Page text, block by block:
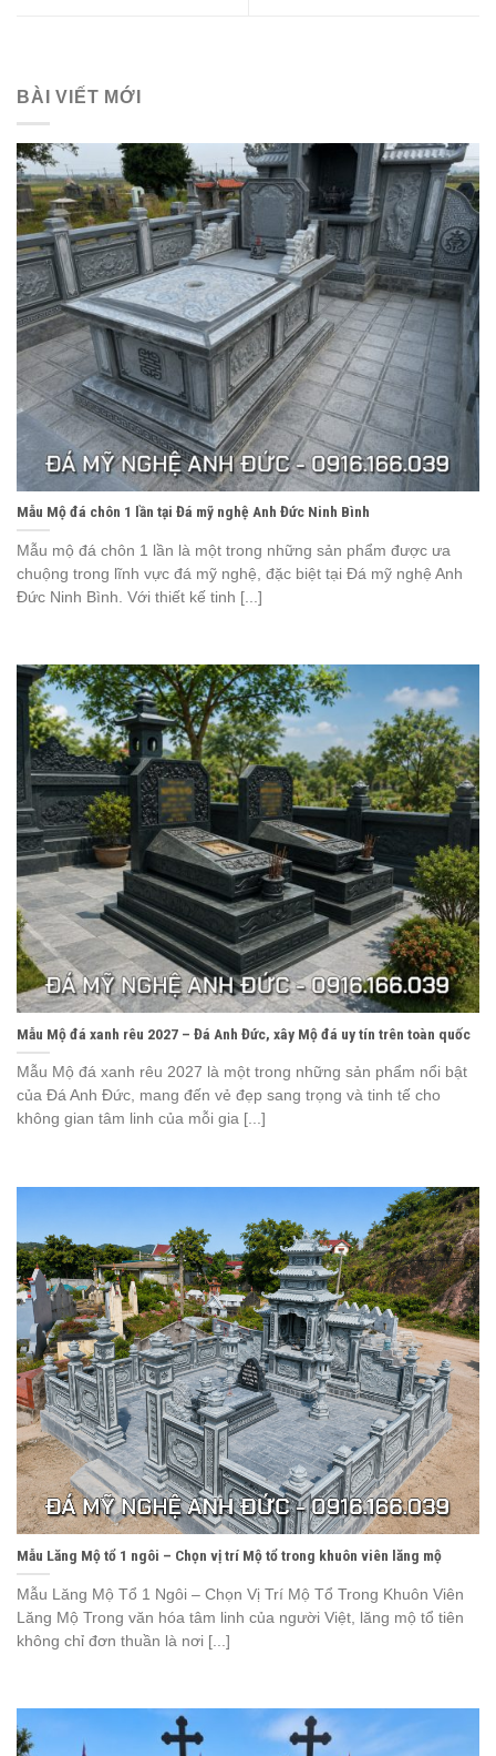
BÀI VIẾT MỚI
Mẫu Mộ đá chôn 1 lần tại Đá mỹ nghệ Anh Đức Ninh Bình
Mẫu mộ đá chôn 1 lần là một trong những sản phẩm được ưa
chuộng trong lĩnh vực đá mỹ nghệ, đặc biệt tại Đá mỹ nghệ Anh
Đức Ninh Bình. Với thiết kế tinh [...]
Mẫu Mộ đá xanh rêu 2027 – Đá Anh Đức, xây Mộ đá uy tín trên toàn quốc
Mẫu Mộ đá xanh rêu 2027 là một trong những sản phẩm nổi bật
của Đá Anh Đức, mang đến vẻ đẹp sang trọng và tinh tế cho
không gian tâm linh của mỗi gia [...]
Mẫu Lăng Mộ tổ 1 ngôi – Chọn vị trí Mộ tổ trong khuôn viên lăng mộ
Mẫu Lăng Mộ Tổ 1 Ngôi – Chọn Vị Trí Mộ Tổ Trong Khuôn Viên
Lăng Mộ Trong văn hóa tâm linh của người Việt, lăng mộ tổ tiên
không chỉ đơn thuần là nơi [...]